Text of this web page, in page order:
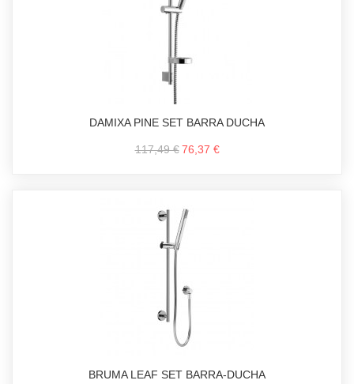
DAMIXA PINE SET BARRA DUCHA
117,49 € 76,37 €
BRUMA LEAF SET BARRA-DUCHA